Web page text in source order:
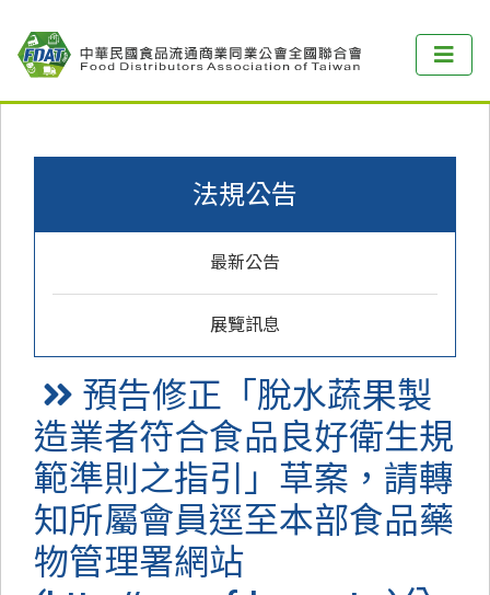
法規公告
最新公告
展覽訊息
預告修正「脫水蔬果製
造業者符合食品良好衛生規
範準則之指引」草案，請轉
知所屬會員逕至本部食品藥
物管理署網站